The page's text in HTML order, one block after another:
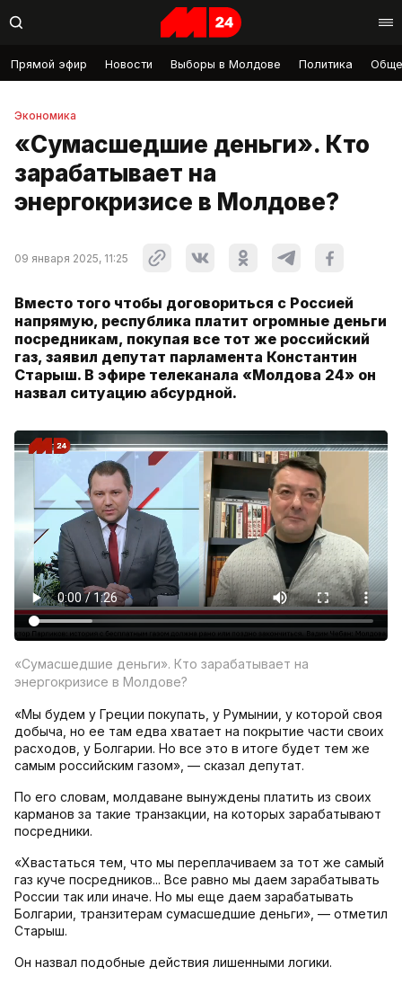
Прямой эфир Новости Выборы в Молдове Политика
Экономика
«Сумасшедшие деньги». Кто
зарабатывает на
энергокризисе в Молдове?
09 января 2025, 11:25
Вместо того чтобы договориться с Россией
напрямую, республика платит огромные деньги
посредникам, покупая все тот же российский
газ, заявил депутат парламента Константин
Старыш. В эфире телеканала «Молдова 24» он
назвал ситуацию абсурдной.
«Сумасшедшие деньги». Кто зарабатывает на
энергокризисе в Молдове?
«Мы будем у Греции покупать, у Румынии, у которой своя
добыча, но ее там едва хватает на покрытие части своих
расходов, у Болгарии. Но все это в итоге будет тем же
самым российским газом», — сказал депутат.
По его словам, молдаване вынуждены платить из своих
карманов за такие транзакции, на которых зарабатывают
посредники.
«Хвастаться тем, что мы переплачиваем за тот же самый
газ куче посредников... Все равно мы даем зарабатывать
России так или иначе. Но мы еще даем зарабатывать
Болгарии, транзитерам сумасшедшие деньги», — отметил
Старыш.
Он назвал подобные действия лишенными логики.